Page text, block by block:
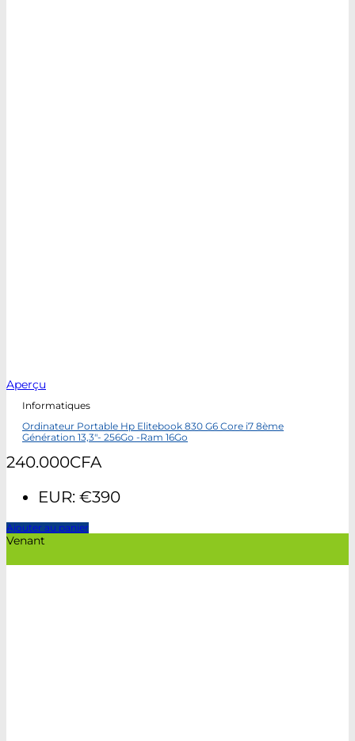
Aperçu
Informatiques
Ordinateur Portable Hp Elitebook 830 G6 Core i7 8ème
Génération 13,3″- 256Go -Ram 16Go
240.000CFA
EUR: €390
Ajouter au panier
Venant